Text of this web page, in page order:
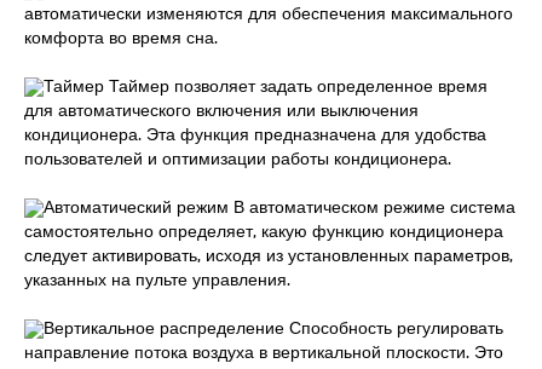
автоматически изменяются для обеспечения максимального
комфорта во время сна.
Таймер Таймер позволяет задать определенное время
для автоматического включения или выключения
кондиционера. Эта функция предназначена для удобства
пользователей и оптимизации работы кондиционера.
Автоматический режим В автоматическом режиме система
самостоятельно определяет, какую функцию кондиционера
следует активировать, исходя из установленных параметров,
указанных на пульте управления.
Вертикальное распределение Способность регулировать
направление потока воздуха в вертикальной плоскости. Это